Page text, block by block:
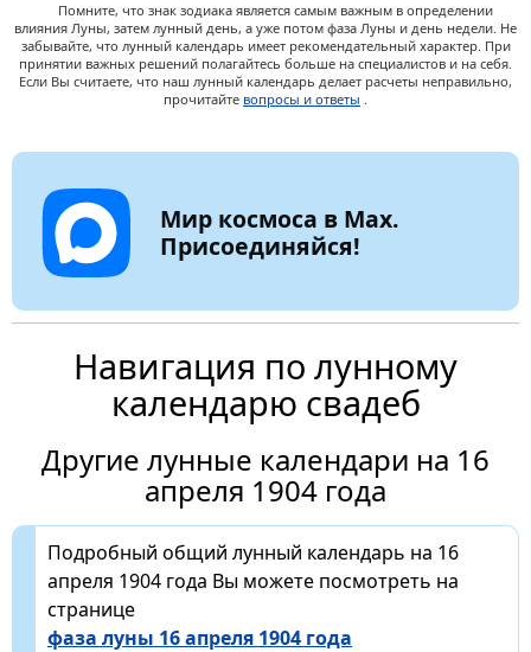
Помните, что знак зодиака является самым важным в определении
влияния Луны, затем лунный день, а уже потом фаза Луны и день недели. Не
забывайте, что лунный календарь имеет рекомендательный характер. При
принятии важных решений полагайтесь больше на специалистов и на себя.
Если Вы считаете, что наш лунный календарь делает расчеты неправильно,
прочитайте вопросы и ответы .
Мир космоса в Max.
Присоединяйся!
Навигация по лунному
календарю свадеб
Другие лунные календари на 16
апреля 1904 года
Подробный общий лунный календарь на 16
апреля 1904 года Вы можете посмотреть на
странице
фаза луны 16 апреля 1904 года